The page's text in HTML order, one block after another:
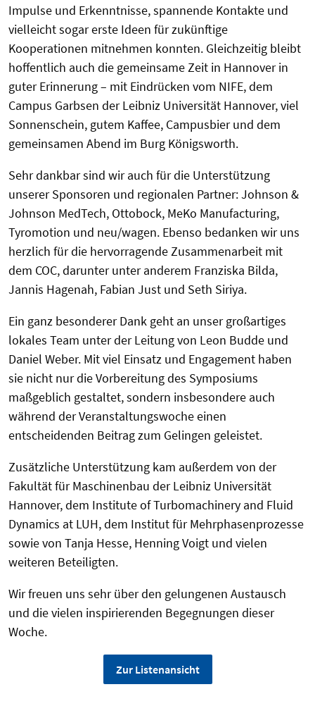
Impulse und Erkenntnisse, spannende Kontakte und
vielleicht sogar erste Ideen für zukünftige
Kooperationen mitnehmen konnten. Gleichzeitig bleibt
hoffentlich auch die gemeinsame Zeit in Hannover in
guter Erinnerung – mit Eindrücken vom NIFE, dem
Campus Garbsen der Leibniz Universität Hannover, viel
Sonnenschein, gutem Kaffee, Campusbier und dem
gemeinsamen Abend im Burg Königsworth.
Sehr dankbar sind wir auch für die Unterstützung
unserer Sponsoren und regionalen Partner: Johnson &
Johnson MedTech, Ottobock, MeKo Manufacturing,
Tyromotion und neu/wagen. Ebenso bedanken wir uns
herzlich für die hervorragende Zusammenarbeit mit
dem COC, darunter unter anderem Franziska Bilda,
Jannis Hagenah, Fabian Just und Seth Siriya.
Ein ganz besonderer Dank geht an unser großartiges
lokales Team unter der Leitung von Leon Budde und
Daniel Weber. Mit viel Einsatz und Engagement haben
sie nicht nur die Vorbereitung des Symposiums
maßgeblich gestaltet, sondern insbesondere auch
während der Veranstaltungswoche einen
entscheidenden Beitrag zum Gelingen geleistet.
Zusätzliche Unterstützung kam außerdem von der
Fakultät für Maschinenbau der Leibniz Universität
Hannover, dem Institute of Turbomachinery and Fluid
Dynamics at LUH, dem Institut für Mehrphasenprozesse
sowie von Tanja Hesse, Henning Voigt und vielen
weiteren Beteiligten.
Wir freuen uns sehr über den gelungenen Austausch
und die vielen inspirierenden Begegnungen dieser
Woche.
Zur Listenansicht